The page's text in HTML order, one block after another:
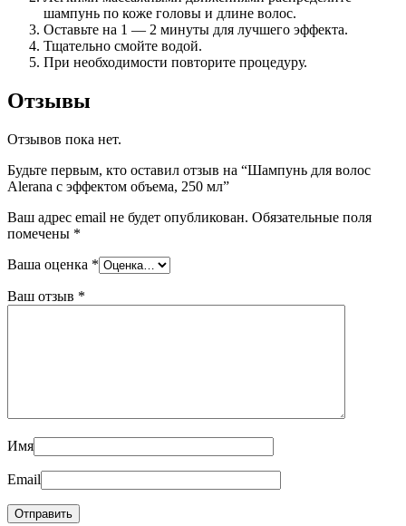
шампунь по коже головы и длине волос.
Оставьте на 1 — 2 минуты для лучшего эффекта.
Тщательно смойте водой.
При необходимости повторите процедуру.
Отзывы
Отзывов пока нет.
Будьте первым, кто оставил отзыв на “Шампунь для волос
Alerana с эффектом объема, 250 мл”
Ваш адрес email не будет опубликован. Обязательные поля
помечены *
Ваша оценка *
Ваш отзыв *
Имя
Email